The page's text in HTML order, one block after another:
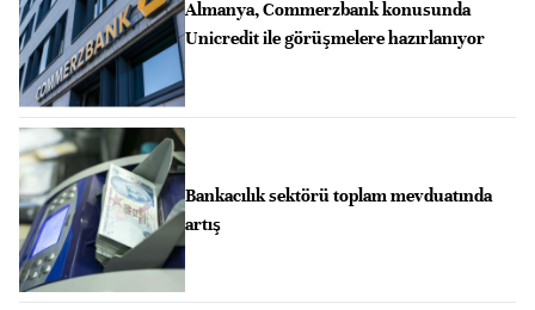
Almanya, Commerzbank konusunda
Unicredit ile görüşmelere hazırlanıyor
Bankacılık sektörü toplam mevduatında
artış